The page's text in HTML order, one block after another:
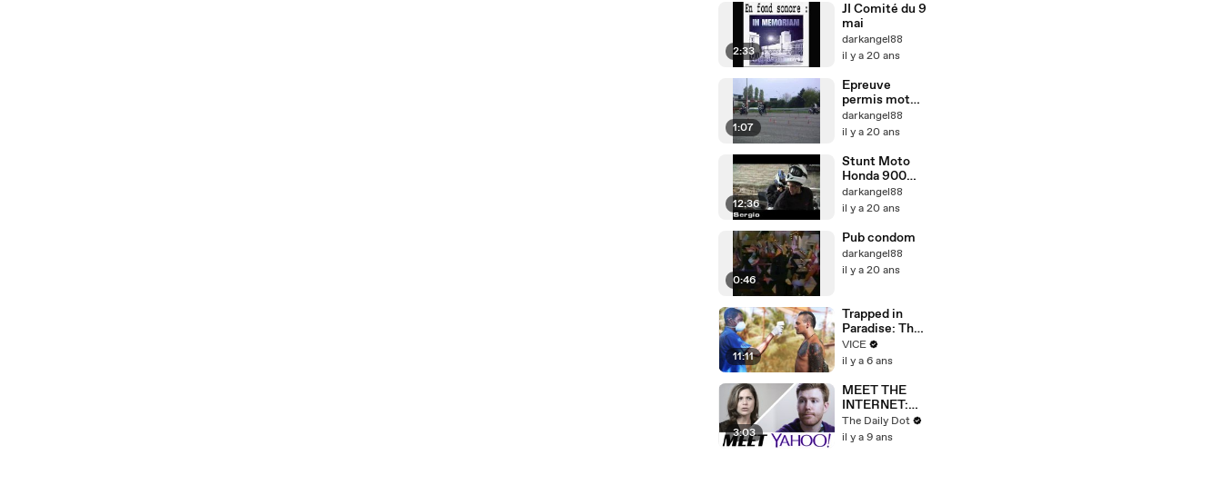
2:33
JI Comité du 9
mai
darkangel88
il y a 20 ans
1:07
Epreuve
permis moto -
plateau
darkangel88
il y a 20 ans
12:36
Stunt Moto
Honda 900
CBR - 600
Hornet
darkangel88
il y a 20 ans
0:46
Pub condom
darkangel88
il y a 20 ans
11:11
Trapped in
Paradise: The
Festival on
Lockdown
VICE
il y a 6 ans
3:03
MEET THE
INTERNET:
Yahoo!
Answers
The Daily Dot
il y a 9 ans